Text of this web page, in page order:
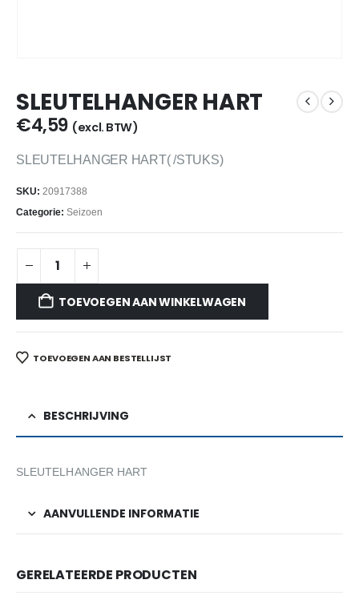
SLEUTELHANGER HART
€4,59 (excl. BTW)
SLEUTELHANGER HART( /STUKS)
SKU: 20917388
Categorie: Seizoen
TOEVOEGEN AAN WINKELWAGEN
TOEVOEGEN AAN BESTELLIJST
BESCHRIJVING
SLEUTELHANGER HART
AANVULLENDE INFORMATIE
GERELATEERDE PRODUCTEN